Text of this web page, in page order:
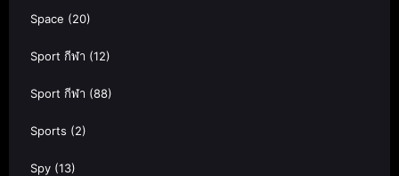
Space (20)
Sport กีฬา (12)
Sport กีฬา (88)
Sports (2)
Spy (13)